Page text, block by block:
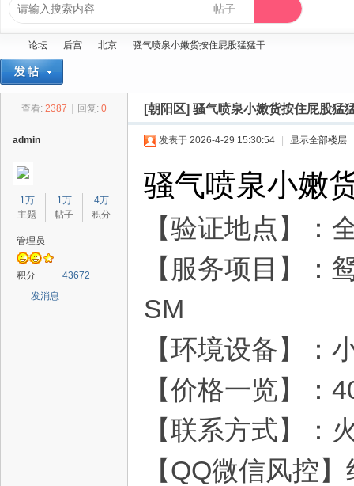
帖子
论坛
›
后宫
›
北京 骚气喷泉小嫩货按住屁股猛猛干
查看: 2387 回复: 0 [朝阳区] 骚气喷泉小嫩货按住屁股猛
admin
1万
主题
1万
帖子
4万
积分
管理员
积分
43672
发消息
发表于 2026-4-29 15:30:54 显示全部楼层
骚气喷泉小嫩
【验证地点】：
【服务项目】：
SM
【环境设备】：
【价格一览】：
【联系方式】
【QQ微信风控